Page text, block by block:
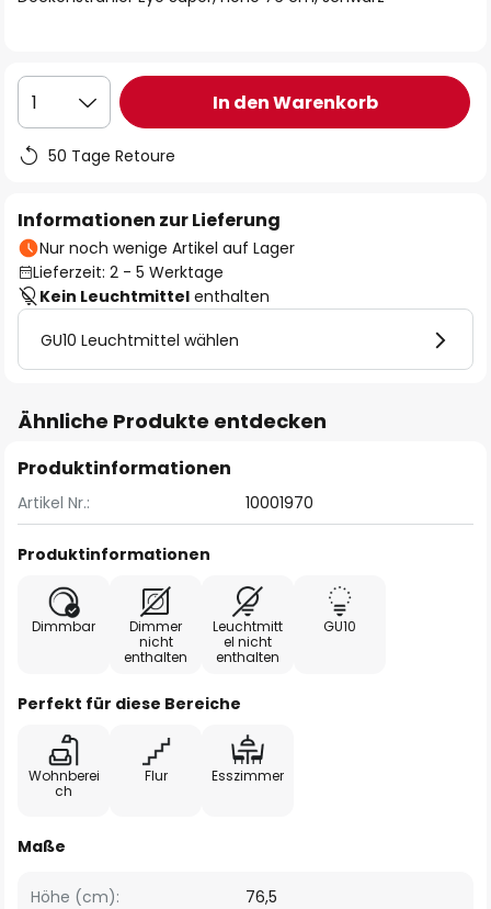
1 In den Warenkorb
50 Tage Retoure
Informationen zur Lieferung
Nur noch wenige Artikel auf Lager
Lieferzeit: 2 - 5 Werktage
Kein Leuchtmittel enthalten
GU10 Leuchtmittel wählen
Ähnliche Produkte entdecken
Produktinformationen
Artikel Nr.: 10001970
Produktinformationen
Dimmbar
Dimmer
nicht
enthalten
Leuchtmitt
el nicht
enthalten
GU10
Perfekt für diese Bereiche
Wohnberei
ch
Flur Esszimmer
Maße
Höhe (cm): 76,5